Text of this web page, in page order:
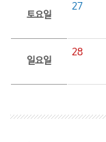
토요일
27
일요일
28